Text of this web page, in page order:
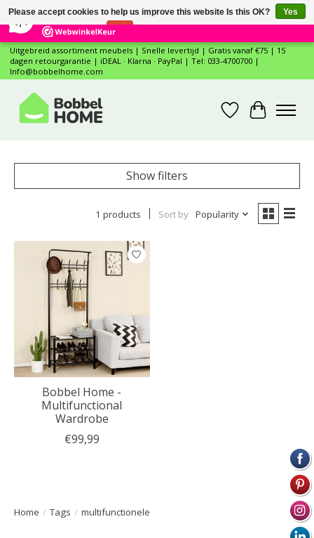
12 Reviews ×
Uitgebreid assortiment meubels | Snelle levertijd | Gratis vanaf €75 | 15
dagen retourgarantie | iDEAL · Klarna · PayPal | Tel: 033-4700700 |
Info@bobbelhome.com
WishlistCart
Home / Tags / multifunctionele
Show filters
1 products Sort by Popularity
Bobbel Home -
Multifunctional
Wardrobe
€99,99
Please accept cookies to help us improve this website Is this OK?
Yes
No